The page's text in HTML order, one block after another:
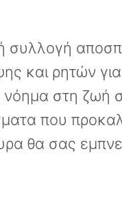
συλλογή
και ρητών
νόημα στη ζωή
που
θα σας